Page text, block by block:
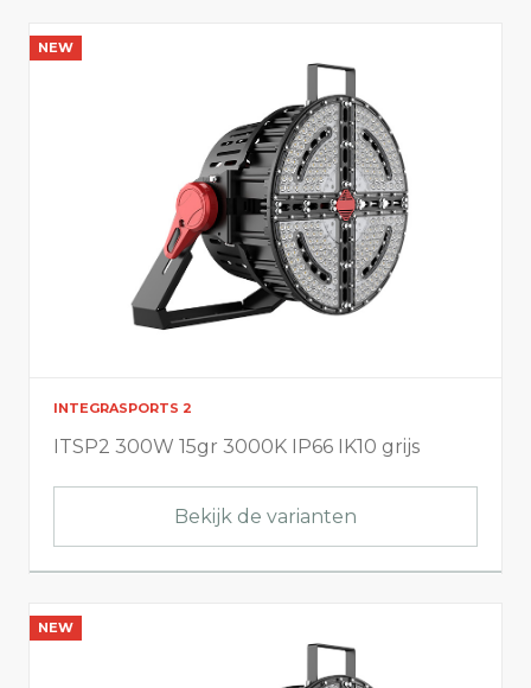
NEW
INTEGRASPORTS 2
ITSP2 300W 15gr 3000K IP66 IK10 grijs
Bekijk de varianten
NEW